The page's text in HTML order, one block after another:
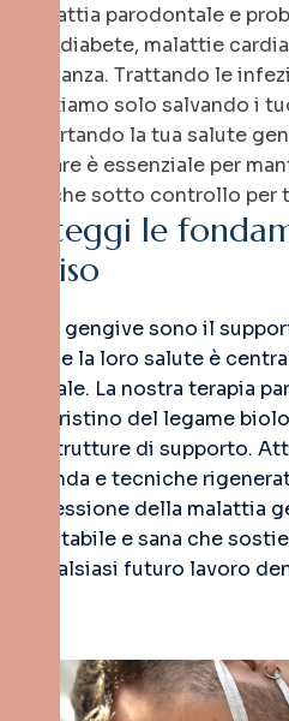
la malattia parodontale e
come diabete, malattie
gravidanza. Trattando le
non stiamo solo salvando i
supportando la tua salute
regolare è essenziale per
croniche sotto controllo per
teggi le fonda
iso
Le tue gengive sono il
denti, e la loro salute è
generale. La nostra terapia
sul ripristino del legame
loro strutture di supporto.
profonda e tecniche
progressione della malattia
base stabile e sana che
sia qualsiasi futuro lavoro